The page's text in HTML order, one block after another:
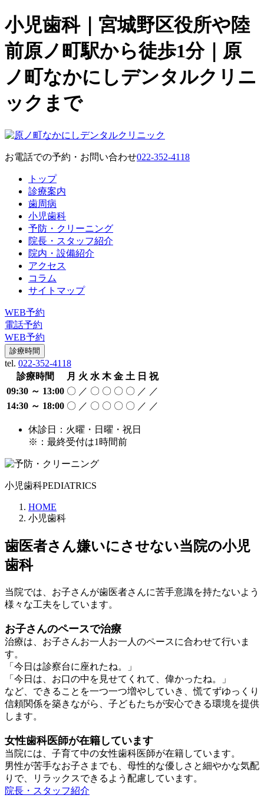
小児歯科｜宮城野区役所や陸
前原ノ町駅から徒歩1分｜原
ノ町なかにしデンタルクリニ
ックまで
お電話での予約・お問い合わせ022-352-4118
トップ
診療案内
歯周病
小児歯科
予防・クリーニング
院長・スタッフ紹介
院内・設備紹介
アクセス
コラム
サイトマップ
WEB予約
電話予約
WEB予約
診療時間
tel. 022-352-4118
診療時間
月 火 水 木 金 土 日 祝
09:30 ～ 13:00 〇 ／ 〇 〇 〇 〇 ／ ／
14:30 ～ 18:00 〇 ／ 〇 〇 〇 〇 ／ ／
休診日：火曜・日曜・祝日
※：最終受付は1時間前
小児歯科PEDIATRICS
HOME
小児歯科
歯医者さん嫌いにさせない当院の小児
歯科
当院では、お子さんが歯医者さんに苦手意識を持たないよう
様々な工夫をしています。
お子さんのペースで治療
治療は、お子さんお一人お一人のペースに合わせて行いま
す。
「今日は診察台に座れたね。」
「今日は、お口の中を見せてくれて、偉かったね。」
など、できることを一つ一つ増やしていき、慌てずゆっくり
信頼関係を築きながら、子どもたちが安心できる環境を提供
します。
女性歯科医師が在籍しています
当院には、子育て中の女性歯科医師が在籍しています。
男性が苦手なお子さまでも、母性的な優しさと細やかな気配
りで、リラックスできるよう配慮しています。
院長・スタッフ紹介